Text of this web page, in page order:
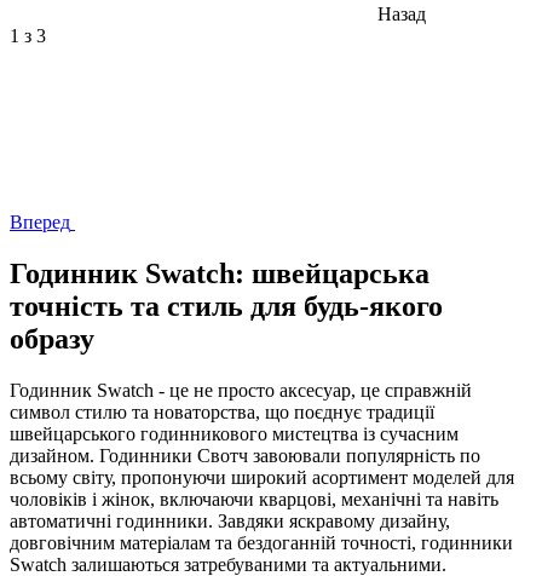
Назад
1 з 3
Вперед
Годинник Swatch: швейцарська
точність та стиль для будь-якого
образу
Годинник Swatch - це не просто аксесуар, це справжній
символ стилю та новаторства, що поєднує традиції
швейцарського годинникового мистецтва із сучасним
дизайном. Годинники Свотч завоювали популярність по
всьому світу, пропонуючи широкий асортимент моделей для
чоловіків і жінок, включаючи кварцові, механічні та навіть
автоматичні годинники. Завдяки яскравому дизайну,
довговічним матеріалам та бездоганній точності, годинники
Swatch залишаються затребуваними та актуальними.